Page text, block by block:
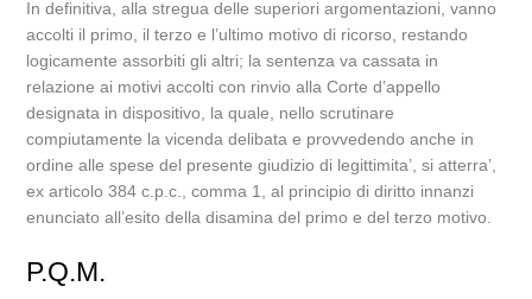
In definitiva, alla stregua delle superiori argomentazioni, vanno
accolti il primo, il terzo e l’ultimo motivo di ricorso, restando
logicamente assorbiti gli altri; la sentenza va cassata in
relazione ai motivi accolti con rinvio alla Corte d’appello
designata in dispositivo, la quale, nello scrutinare
compiutamente la vicenda delibata e provvedendo anche in
ordine alle spese del presente giudizio di legittimita’, si atterra’,
ex articolo 384 c.p.c., comma 1, al principio di diritto innanzi
enunciato all’esito della disamina del primo e del terzo motivo.
P.Q.M.